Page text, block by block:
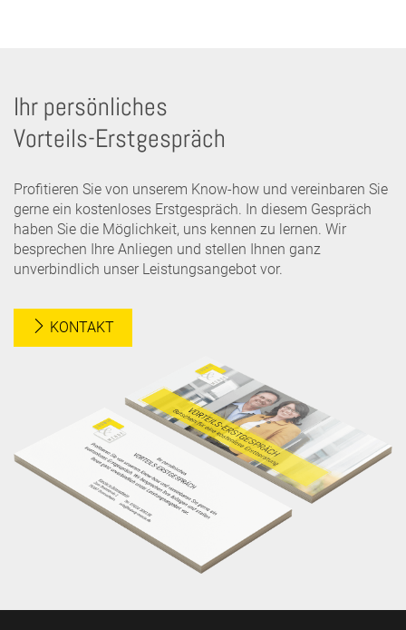
Ihr persönliches
Vorteils-Erstgespräch
Profitieren Sie von unserem Know-how und vereinbaren Sie
gerne ein kostenloses Erstgespräch. In diesem Gespräch
haben Sie die Möglichkeit, uns kennen zu lernen. Wir
besprechen Ihre Anliegen und stellen Ihnen ganz
unverbindlich unser Leistungsangebot vor.
KONTAKT